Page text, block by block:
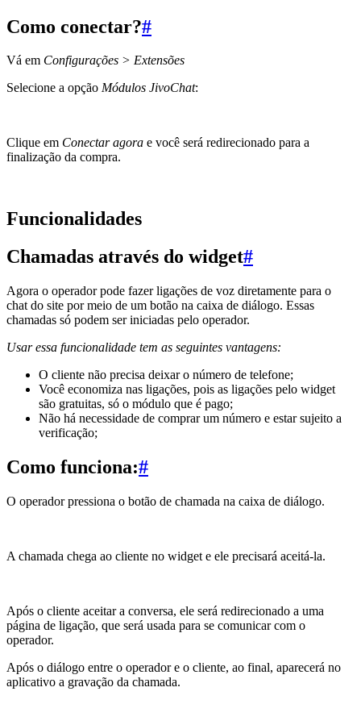
Como conectar?#
Vá em Configurações > Extensões
Selecione a opção Módulos JivoChat:
Clique em Conectar agora e você será redirecionado para a
finalização da compra.
Funcionalidades
Chamadas através do widget#
Agora o operador pode fazer ligações de voz diretamente para o
chat do site por meio de um botão na caixa de diálogo. Essas
chamadas só podem ser iniciadas pelo operador.
Usar essa funcionalidade tem as seguintes vantagens:
O cliente não precisa deixar o número de telefone;
Você economiza nas ligações, pois as ligações pelo widget
são gratuitas, só o módulo que é pago;
Não há necessidade de comprar um número e estar sujeito a
verificação;
Como funciona:#
O operador pressiona o botão de chamada na caixa de diálogo.
A chamada chega ao cliente no widget e ele precisará aceitá-la.
Após o cliente aceitar a conversa, ele será redirecionado a uma
página de ligação, que será usada para se comunicar com o
operador.
Após o diálogo entre o operador e o cliente, ao final, aparecerá no
aplicativo a gravação da chamada.